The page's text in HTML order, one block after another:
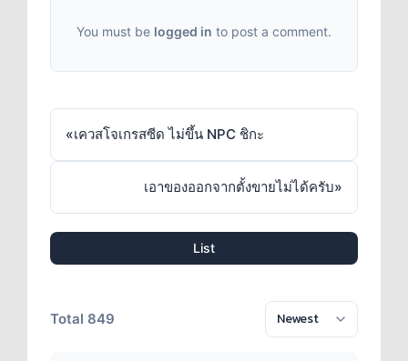
You must be logged in to post a comment.
«เควสโจเกรสซีด ไม่ขึ้น NPC ชิกะ
เอาของออกจากตั้งขายไม่ได้ครับ»
List
Total 849